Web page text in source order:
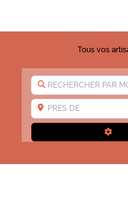
Tous vos
Rechercher par mots clés
Près de